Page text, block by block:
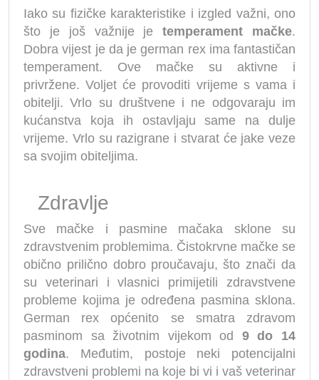
Iako su fizičke karakteristike i izgled važni, ono
što je još važnije jetemperament mačke.
Dobra vijest je da je german rex ima fantastičan
temperament. Ove mačke su aktivne i
privržene. Voljet će provoditi vrijeme s vama i
obitelji. Vrlo su društvene i ne odgovaraju im
kućanstva koja ih ostavljaju same na dulje
vrijeme. Vrlo su razigrane i stvarat će jake veze
sa svojim obiteljima.
Zdravlje
Sve mačke i pasmine mačaka sklone su
zdravstvenim problemima. Čistokrvne mačke se
obično prilično dobro proučavaju, što znači da
su veterinari i vlasnici primijetili zdravstvene
probleme kojima je određena pasmina sklona.
German rex općenito se smatra zdravom
pasminom sa životnim vijekom od 9 do 14
godina. Međutim, postoje neki potencijalni
zdravstveni problemi na koje bi vi i vaš veterinar